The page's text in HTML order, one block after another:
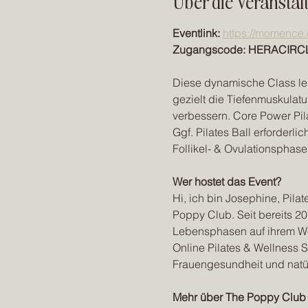
Eventlink: https://
Zugangscode:
Diese dynamische Class
gezielt die
verbessern. Core Power
Ggf. Pilates Ball
Follikel- & Ovulationsphase
Wer hostet das Event?
Hi, ich bin Josephine,
Poppy Club. Seit bereits
Lebensphasen auf ihrem
Online Pilates & Wellness
Frauengesundheit und
Mehr über The Poppy